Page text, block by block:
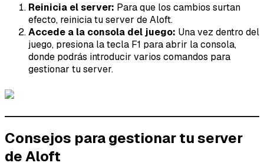
Reinicia el server: Para que los cambios surtan
efecto, reinicia tu server de Aloft.
Accede a la consola del juego: Una vez dentro del
juego, presiona la tecla F1 para abrir la consola,
donde podrás introducir varios comandos para
gestionar tu server.
Consejos para gestionar tu server
de Aloft